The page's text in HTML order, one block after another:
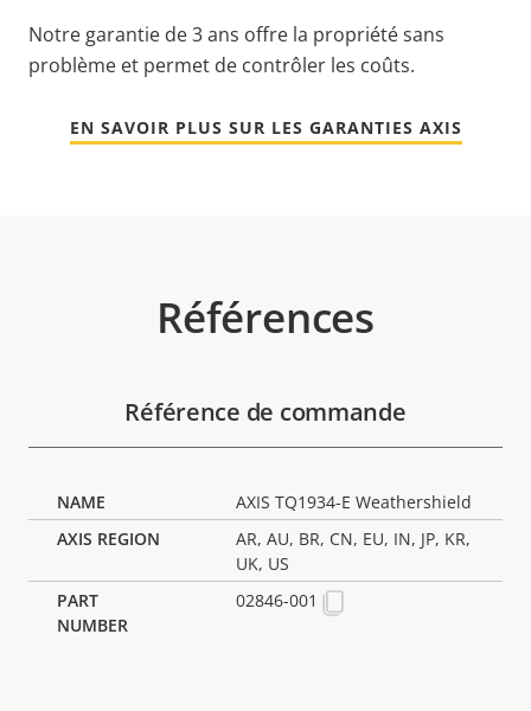
Notre garantie de 3 ans offre la propriété sans
problème et permet de contrôler les coûts.
EN SAVOIR PLUS SUR LES GARANTIES AXIS
Références
Référence de commande
AXIS TQ1934-E Weathershield
AR, AU, BR, CN, EU, IN, JP, KR,
UK, US
02846-001